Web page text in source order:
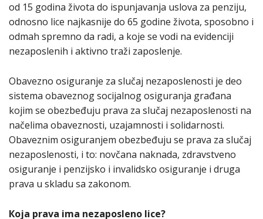
od 15 godina života do ispunjavanja uslova za penziju,
odnosno lice najkasnije do 65 godine života, sposobno i
odmah spremno da radi, a koje se vodi na evidenciji
nezaposlenih i aktivno traži zaposlenje.
Obavezno osiguranje za slučaj nezaposlenosti je deo
sistema obaveznog socijalnog osiguranja građana
kojim se obezbeđuju prava za slučaj nezaposlenosti na
načelima obaveznosti, uzajamnosti i solidarnosti.
Obaveznim osiguranjem obezbeđuju se prava za slučaj
nezaposlenosti, i to: novčana naknada, zdravstveno
osiguranje i penzijsko i invalidsko osiguranje i druga
prava u skladu sa zakonom.
Кoja prava ima nezaposleno lice?